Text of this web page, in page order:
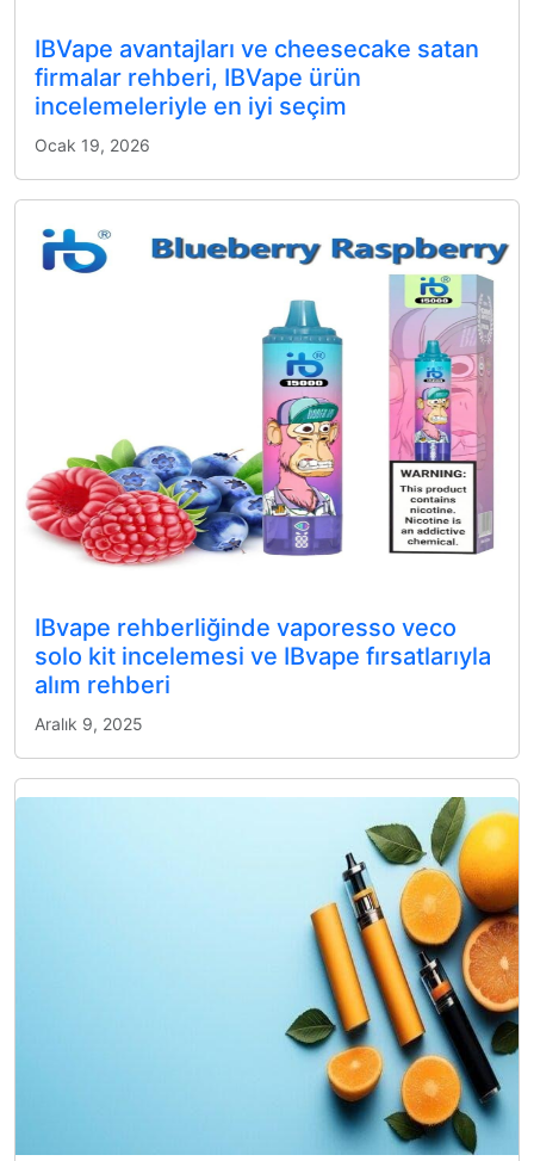
IBVape avantajları ve cheesecake satan
firmalar rehberi, IBVape ürün
incelemeleriyle en iyi seçim
Ocak 19, 2026
IBvape rehberliğinde vaporesso veco
solo kit incelemesi ve IBvape fırsatlarıyla
alım rehberi
Aralık 9, 2025